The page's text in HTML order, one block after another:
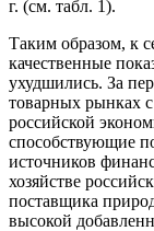
г. (см. табл. 1).
Таким образом, к
качественные
ухудшились. За
товарных рынках с
российской
способствующие
источников
хозяйстве
поставщика
высокой